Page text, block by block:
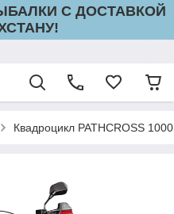
С ДОСТАВКОЙ
Квадроцикл PATHCROSS